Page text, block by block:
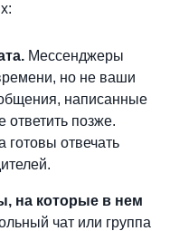
Мессенджеры
но не ваши
написанные
ответить позже.
готовы отвечать
на которые в нем
чат или группа